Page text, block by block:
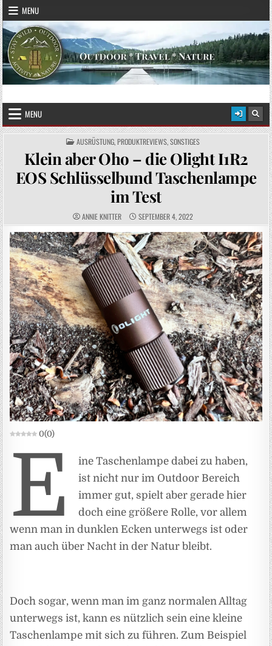
Skip to content
MENU
STAY WILD – OUTDOOR
MENU
POSTED IN
AUSRÜSTUNG,PRODUKTREVIEWS,SONSTIGES
Klein aber Oho – die Olight I1R2
EOS Schlüsselbund Taschenlampe
im Test
AUTHOR:
ANNIE KNITTER PUBLISHED DATE:
SEPTEMBER 4, 2022
0(0)
E
ine Taschenlampe dabei zu haben,
ist nicht nur im Outdoor Bereich
immer gut, spielt aber gerade hier
doch eine größere Rolle, vor allem
wenn man in dunklen Ecken unterwegs ist oder
man auch über Nacht in der Natur bleibt.
Doch sogar, wenn man im ganz normalen Alltag
unterwegs ist, kann es nützlich sein eine kleine
Taschenlampe mit sich zu führen. Zum Beispiel